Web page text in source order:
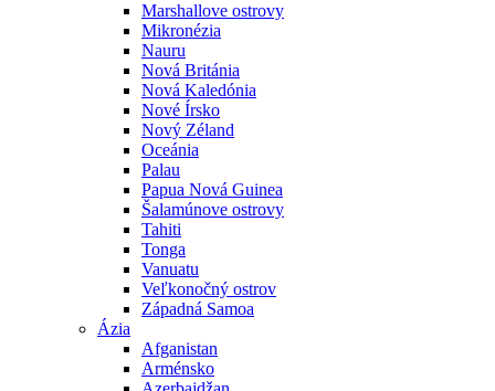
Marshallove ostrovy
Mikronézia
Nauru
Nová Británia
Nová Kaledónia
Nové Írsko
Nový Zéland
Oceánia
Palau
Papua Nová Guinea
Šalamúnove ostrovy
Tahiti
Tonga
Vanuatu
Veľkonočný ostrov
Západná Samoa
Ázia
Afganistan
Arménsko